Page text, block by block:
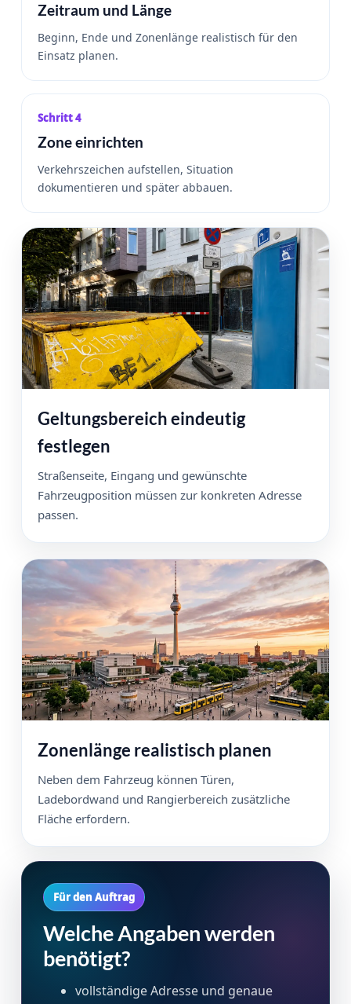
Zeitraum und Länge
Beginn, Ende und Zonenlänge realistisch für den
Einsatz planen.
Schritt 4
Zone einrichten
Verkehrszeichen aufstellen, Situation
dokumentieren und später abbauen.
Geltungsbereich eindeutig
festlegen
Straßenseite, Eingang und gewünschte
Fahrzeugposition müssen zur konkreten Adresse
passen.
Zonenlänge realistisch planen
Neben dem Fahrzeug können Türen,
Ladebordwand und Rangierbereich zusätzliche
Fläche erfordern.
Für den Auftrag
Welche Angaben werden
benötigt?
vollständige Adresse und genaue